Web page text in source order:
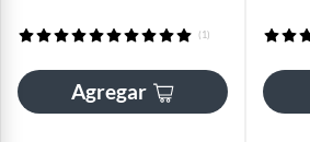
(1)
Agregar